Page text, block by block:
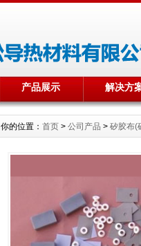
产品展示 解决方
你的位置： 首页 > 公司产品 > 矽胶布(